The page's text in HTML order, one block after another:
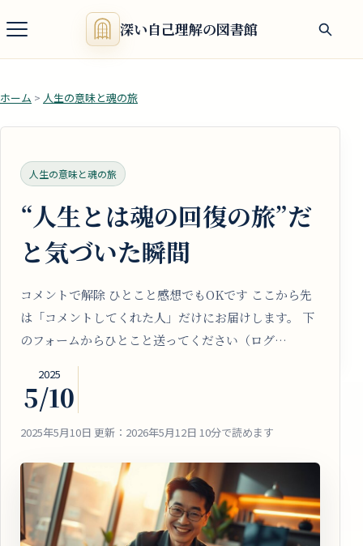
深い自己理解の図書館
ホーム > 人生の意味と魂の旅
人生の意味と魂の旅
“人生とは魂の回復の旅”だ
と気づいた瞬間
コメントで解除 ひとこと感想でもOKです ここから先
は「コメントしてくれた人」だけにお届けします。 下
のフォームからひとこと送ってください（ログ…
2025
5/10
2025年5月10日 更新：2026年5月12日 10分で読めます